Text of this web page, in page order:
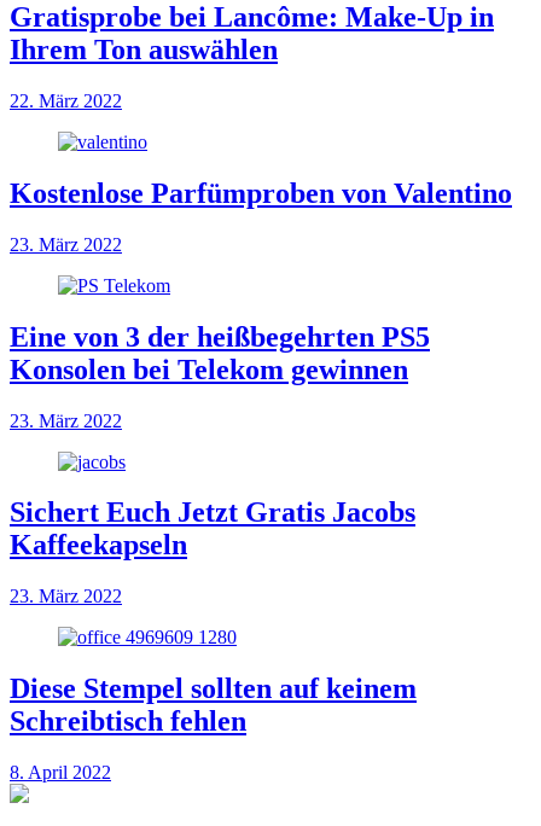
Gratisprobe bei Lancôme: Make-Up in
Ihrem Ton auswählen
22. März 2022
Kostenlose Parfümproben von Valentino
23. März 2022
Eine von 3 der heißbegehrten PS5
Konsolen bei Telekom gewinnen
23. März 2022
Sichert Euch Jetzt Gratis Jacobs
Kaffeekapseln
23. März 2022
Diese Stempel sollten auf keinem
Schreibtisch fehlen
8. April 2022